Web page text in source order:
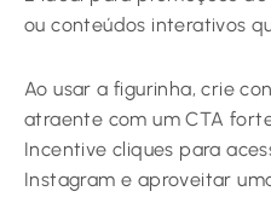
ou conteúdos interativos
Ao usar a figurinha, crie
atraente com um CTA
Incentive cliques para
Instagram e aproveitar